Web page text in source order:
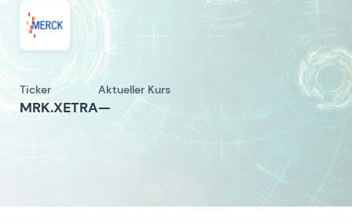
Ticker
MRK.XETRA
Aktueller Kurs
—